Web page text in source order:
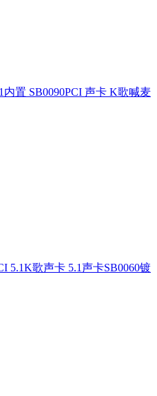
置 SB0090PCI 声卡 K歌喊麦
5.1K歌声卡 5.1声卡SB0060镀